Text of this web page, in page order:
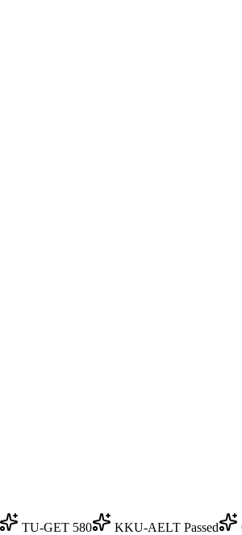
TU-GET 580 KKU-AELT Passed